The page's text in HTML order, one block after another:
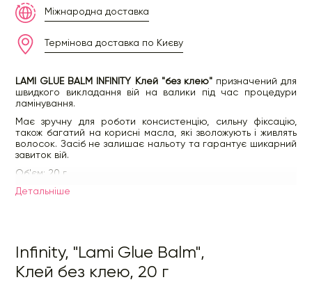
Міжнародна доставка
Термінова доставка по Києву
LAMI GLUE BALM INFINITY Клей "без клею" призначений для
швидкого викладання вій на валики під час процедури
ламінування.
Має зручну для роботи консистенцію, сильну фіксацію,
також багатий на корисні масла, які зволожують і живлять
волосок. Засіб не залишає нальоту та гарантує шикарний
завиток вій.
Об'єм: 20 г
Детальнiше
Infinity, "Lami Glue Balm",
Клей без клею, 20 г